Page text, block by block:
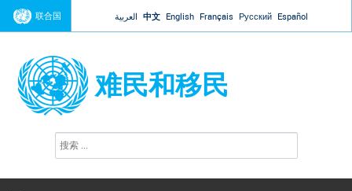
Jump to navigation
联合国 العربية 中文 English Français Русский Español
难民和移民
搜
索